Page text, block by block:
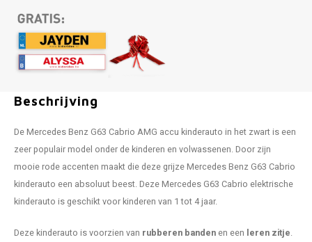
Beschrijving
De Mercedes Benz G63 Cabrio AMG accu kinderauto in het zwart is een
zeer populair model onder de kinderen en volwassenen. Door zijn
mooie rode accenten maakt die deze grijze Mercedes Benz G63 Cabrio
kinderauto een absoluut beest. Deze Mercedes G63 Cabrio elektrische
kinderauto is geschikt voor kinderen van 1 tot 4 jaar.
Deze kinderauto is voorzien van rubberen banden en een leren zitje.